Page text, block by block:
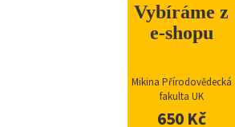
Vybíráme z
e-shopu
Mikina Přírodovědecká
fakulta UK
650 Kč